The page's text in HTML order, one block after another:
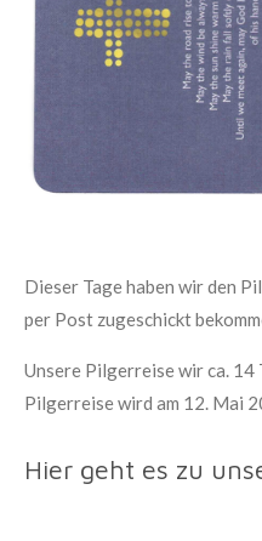
Dieser Tage haben wir den
per Post zugeschickt
Unsere Pilgerreise wir ca.
Pilgerreise wird am 12. Mai
Hier geht es zu